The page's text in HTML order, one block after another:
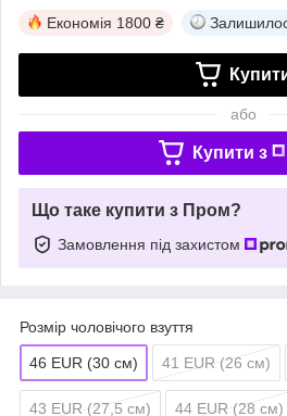
Економія 1800 ₴
або
Купити з
Що таке купити з Пром?
Замовлення під захистом
Розмір чоловічого взуття
46 EUR (30 см) 41 EUR (26 см)
43 EUR (27,5 см) 44 EUR (28 см)